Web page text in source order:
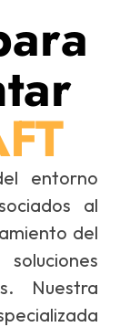
entorno
al
del
Nuestra